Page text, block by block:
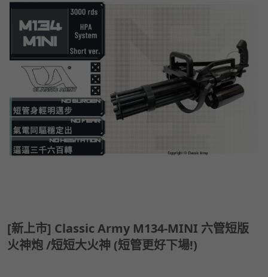
[新上市] Classic Army M134-MINI 六管短版
火神炮 /短短大火神 (短管更好下場!)